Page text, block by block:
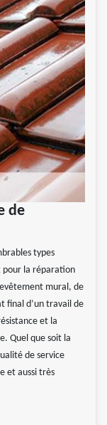
de
types
pour la réparation
mural, de
final d’un travail de
et la
Quel que soit la
de service
et aussi très